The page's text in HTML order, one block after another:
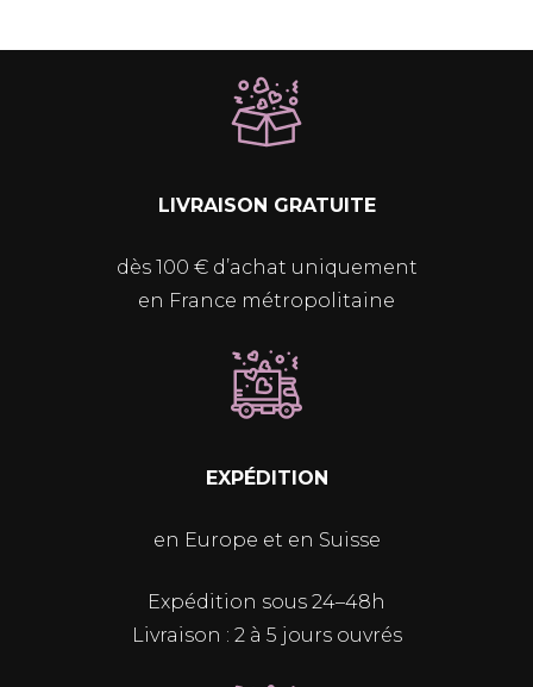
LIVRAISON GRATUITE
dès 100 € d’achat uniquement
en France métropolitaine
EXPÉDITION
en Europe et en Suisse
Expédition sous 24–48h
Livraison : 2 à 5 jours ouvrés